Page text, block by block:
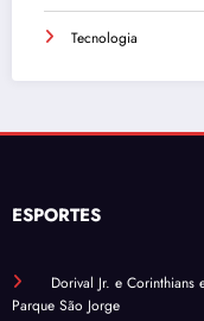
Tecnologia
ESPORTES
Dorival Jr. e
Parque São Jorge